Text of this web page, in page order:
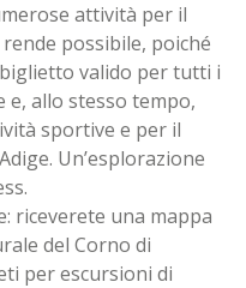
attività per il
possibile, poiché
valido per tutti i
allo stesso tempo,
sportive e per il
Un’esplorazione
riceverete una mappa
del Corno di
per escursioni di